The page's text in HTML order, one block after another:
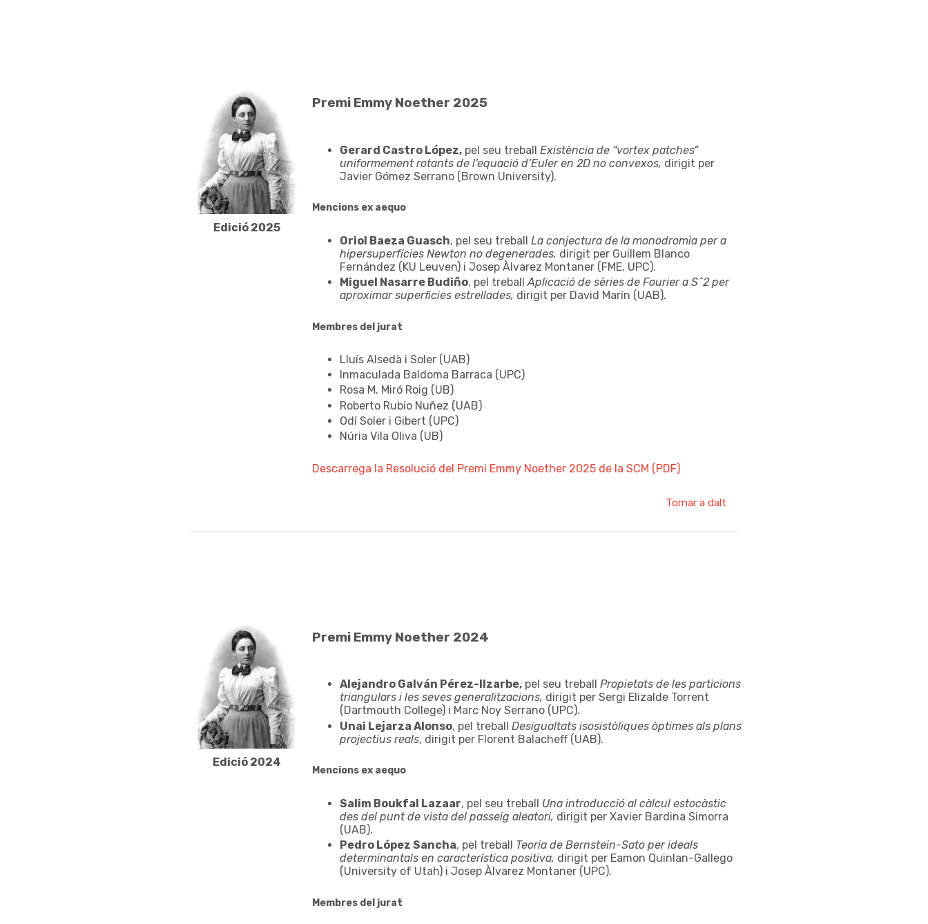
Edició 2025
Premi Emmy Noether 2025
Gerard Castro López, pel seu treball Existència de “vortex patches”
uniformement rotants de l’equació d’Euler en 2D no convexos, dirigit per
Javier Gómez Serrano (Brown University).
Mencions ex aequo
Oriol Baeza Guasch, pel seu treball La conjectura de la monodromia per a
hipersuperfícies Newton no degenerades, dirigit per Guillem Blanco
Fernández (KU Leuven) i Josep Àlvarez Montaner (FME, UPC).
Miguel Nasarre Budiño, pel treballAplicació de sèries de Fourier a S^2 per
aproximar superficies estrellades, dirigit per David Marín (UAB).
Membres del jurat
Lluís Alsedà i Soler (UAB)
Inmaculada Baldoma Barraca (UPC)
Rosa M. Miró Roig (UB)
Roberto Rubio Nuñez (UAB)
Odí Soler i Gibert (UPC)
Núria Vila Oliva (UB)
Descarrega la Resolució del Premi Emmy Noether 2025 de la SCM (PDF)
Tornar a dalt
Edició 2024
Premi Emmy Noether 2024
Alejandro Galván Pérez-Ilzarbe, pel seu treball Propietats de les particions
triangulars i les seves generalitzacions, dirigit per Sergi Elizalde Torrent
(Dartmouth College) i Marc Noy Serrano (UPC).
Unai Lejarza Alonso, pel treball Desigualtats isosistòliques òptimes als plans
projectius reals, dirigit per Florent Balacheff (UAB).
Mencions ex aequo
Salim Boukfal Lazaar, pel seu treball Una introducció al càlcul estocàstic
des del punt de vista del passeig aleatori, dirigit per Xavier Bardina Simorra
(UAB).
Pedro López Sancha, pel treball Teoria de Bernstein-Sato per ideals
determinantals en característica positiva, dirigit per Eamon Quinlan-Gallego
(University of Utah) i Josep Àlvarez Montaner (UPC).
Membres del jurat